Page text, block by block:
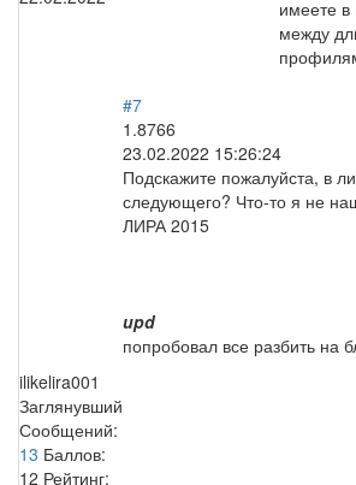
имеете в
между
ilikelira001
Заглянувший
Сообщений:
13 Баллов:
12 Рейтинг:
#7
1.8766
23.02.2022 15:26:24
Подскажите пожалуйста, в
следующего? Что-то я не
ЛИРА 2015
upd
попробовал все разбить на